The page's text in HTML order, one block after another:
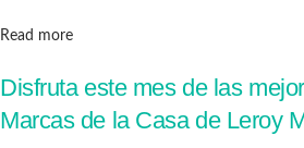
Read moreDetails
Disfruta este mes de las
Marcas de la Casa de Leroy